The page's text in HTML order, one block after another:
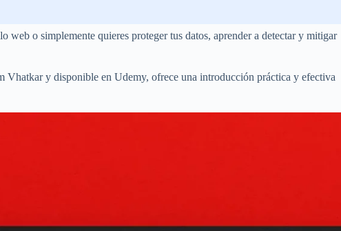
o simplemente quieres proteger tus datos, aprender a detectar y mitigar
y disponible en Udemy, ofrece una introducción práctica y efectiva